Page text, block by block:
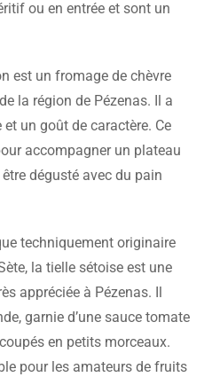
ou en entrée et sont un
est un fromage de chèvre
la région de Pézenas. Il a
un goût de caractère. Ce
accompagner un plateau
dégusté avec du pain
techniquement originaire
la tielle sétoise est une
appréciée à Pézenas. Il
garnie d’une sauce tomate
en petits morceaux.
pour les amateurs de fruits